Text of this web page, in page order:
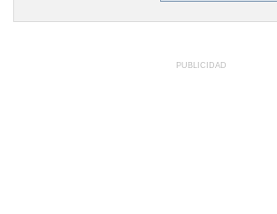
PUBLICIDAD